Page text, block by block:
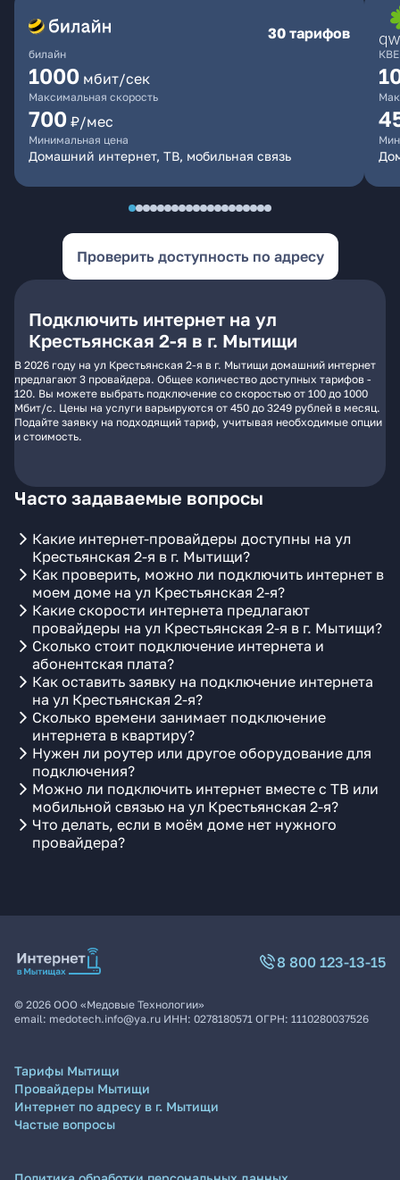
билайн
30 тарифов
1000 мбит/сек
Максимальная скорость
700 ₽/мес
Минимальная цена
Домашний интернет, ТВ, мобильная связь
Проверить доступность по адресу
Подключить интернет на ул
Крестьянская 2-я в г. Мытищи
В 2026 году на ул Крестьянская 2-я в г. Мытищи домашний интернет
предлагают 3 провайдера. Общее количество доступных тарифов -
120. Вы можете выбрать подключение со скоростью от 100 до 1000
Мбит/с. Цены на услуги варьируются от 450 до 3249 рублей в месяц.
Подайте заявку на подходящий тариф, учитывая необходимые опции
и стоимость.
Часто задаваемые вопросы
Какие интернет-провайдеры доступны на ул
Крестьянская 2-я в г. Мытищи?
Как проверить, можно ли подключить интернет в
моем доме на ул Крестьянская 2-я?
Какие скорости интернета предлагают
провайдеры на ул Крестьянская 2-я в г. Мытищи?
Сколько стоит подключение интернета и
абонентская плата?
Как оставить заявку на подключение интернета
на ул Крестьянская 2-я?
Сколько времени занимает подключение
интернета в квартиру?
Нужен ли роутер или другое оборудование для
подключения?
Можно ли подключить интернет вместе с ТВ или
мобильной связью на ул Крестьянская 2-я?
Что делать, если в моём доме нет нужного
провайдера?
8 800 123-13-15
© 2026 ООО «Медовые Технологии»
email: medotech.info@ya.ru ИНН: 0278180571 ОГРН: 1110280037526
Тарифы Мытищи
Провайдеры Мытищи
Интернет по адресу в г. Мытищи
Частые вопросы